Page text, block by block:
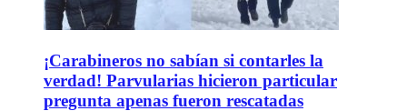
¡Carabineros no sabían si contarles la
verdad! Parvularias hicieron particular
pregunta apenas fueron rescatadas